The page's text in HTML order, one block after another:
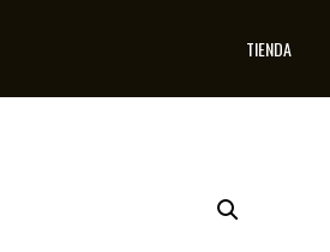
TIENDA